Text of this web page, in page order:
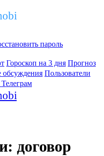
пароль
Гороскоп на 3 дня Прогноз
обсуждения Пользователи
договор